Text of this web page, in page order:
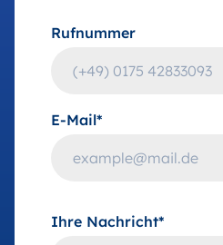
Rufnummer
E-Mail*
Ihre Nachricht*